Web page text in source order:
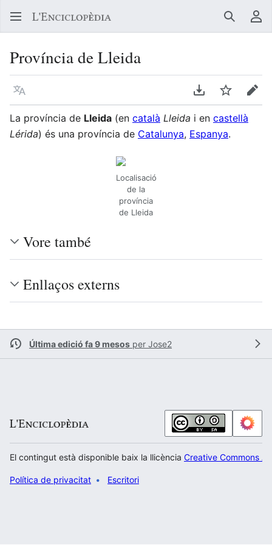
Buscar
Província de Lleida
Llegir en un atre idioma Descarregar en
Vigilar
La província de Lleida (en català Lleida i en castellà
Lérida) és una província de Catalunya, Espanya.
Localisació
de la
província
de Lleida
Vore també
Enllaços externs
Última edició fa 9 mesos per Jose2
El contingut està disponible baix la llicència Creative Commons
Política de privacitat Escritori